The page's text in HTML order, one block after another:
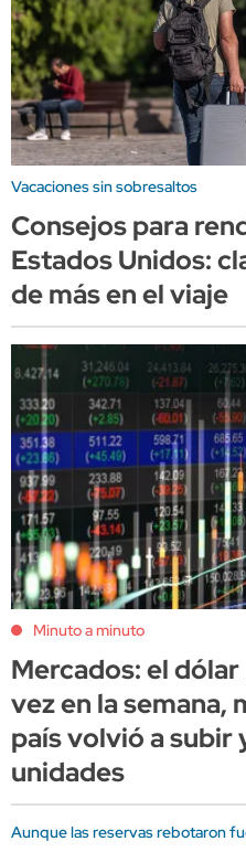
Vacaciones sin sobresaltos
Consejos para
Estados Unidos:
de más en el viaje
Minuto a minuto
Mercados: el
vez en la semana,
país volvió a subir
unidades
Aunque las reservas rebotaron